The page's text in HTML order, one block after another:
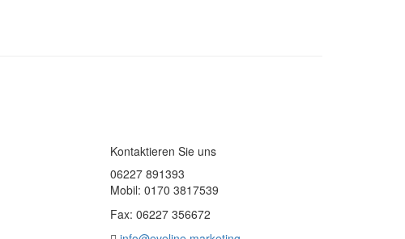
Kontaktieren Sie uns
06227 891393
Mobil: 0170 3817539
Fax: 06227 356672